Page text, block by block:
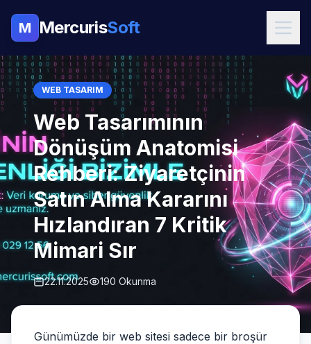
M MercurisSoft
WEB TASARIM
Web Tasarımının
Dönüşüm Anatomisi
Rehberi: Ziyaretçinin
Satın Alma Kararını
Hızlandıran 7 Kritik
Mimari Sır
22.11.2025 190 Okunma
Günümüzde bir web sitesi sadece bir broşür